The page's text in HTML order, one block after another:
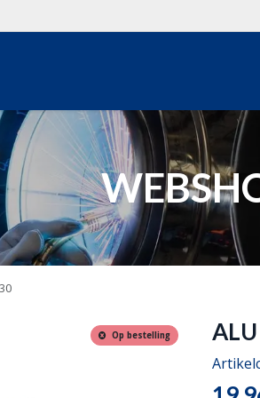
Op bestelling